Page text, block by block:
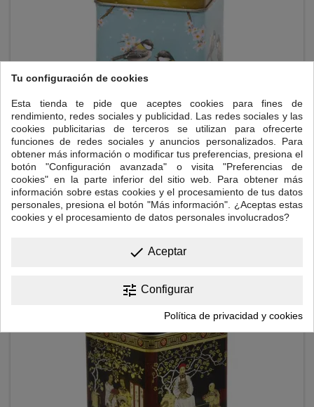
LATA GARDEN, PARA 125 GR.
Lata cuadrada con tapa de bisagra, para la conservación de 125 gr.
de té. Medidas: 7,5 x 7,5 x 9,5 cm.
Añadir al carrito
Tu configuración de cookies
Esta tienda te pide que aceptes cookies para fines de
rendimiento, redes sociales y publicidad. Las redes sociales y las
cookies publicitarias de terceros se utilizan para ofrecerte
funciones de redes sociales y anuncios personalizados. Para
obtener más información o modificar tus preferencias, presiona el
botón "Configuración avanzada" o visita "Preferencias de
cookies" en la parte inferior del sitio web. Para obtener más
información sobre estas cookies y el procesamiento de tus datos
personales, presiona el botón "Más información". ¿Aceptas estas
cookies y el procesamiento de datos personales involucrados?
done Aceptar
tune Configurar
Política de privacidad y cookies